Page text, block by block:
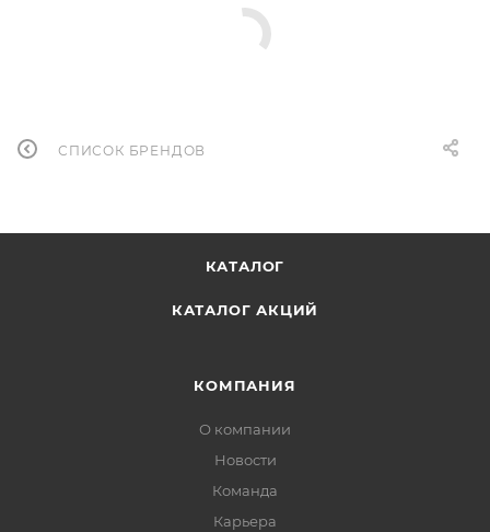
СПИСОК БРЕНДОВ
КАТАЛОГ
КАТАЛОГ АКЦИЙ
КОМПАНИЯ
О компании
Новости
Команда
Карьера